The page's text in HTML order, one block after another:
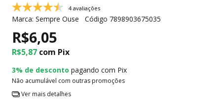
4 avaliações
Marca: Sempre Ouse Código 7898903675035
R$6,05
R$5,87 com Pix
3% de desconto pagando com Pix
Não acumulável com outras promoções
Ver mais detalhes